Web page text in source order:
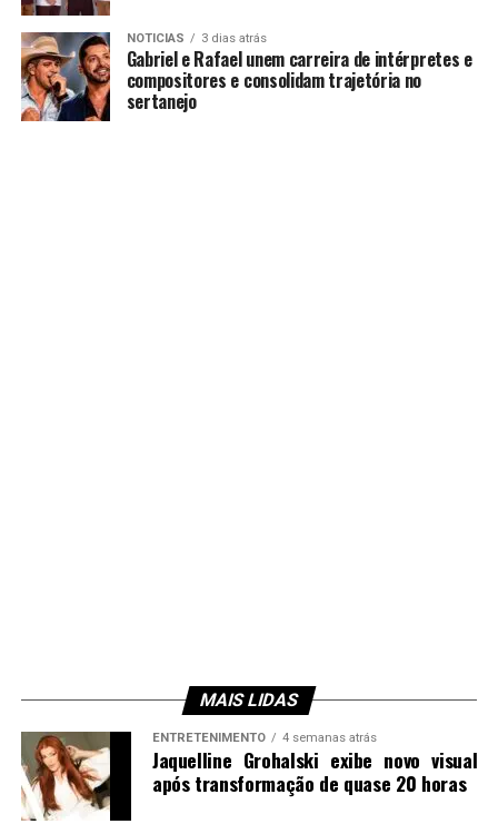
NOTICIAS 3 dias atrás
Gabriel e Rafael unem carreira de intérpretes e
compositores e consolidam trajetória no
sertanejo
MAIS LIDAS
ENTRETENIMENTO 4 semanas atrás
Jaquelline Grohalski exibe novo visual
após transformação de quase 20 horas